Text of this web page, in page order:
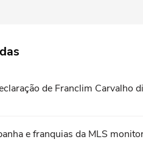
de Franclim Carvalho
e franquias da MLS